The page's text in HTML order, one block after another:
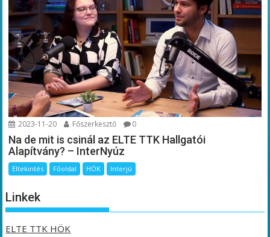
2023-11-20 Főszerkesztő 0
Na de mit is csinál az ELTE TTK Hallgatói
Alapítvány? – InterNyúz
Eltekintés Főoldal HÖK Interjú
Linkek
ELTE TTK HÖK